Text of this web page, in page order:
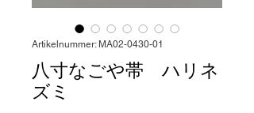
Artikelnummer: MA02-0430-01
八寸なごや帯 ハリネ
ズミ